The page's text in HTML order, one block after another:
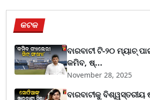
କଟକ
ବାରବାଟୀ ଟି-୨୦ ମ୍ୟାଚ୍
କମିବ, ଷ୍...
November 28, 2025
ବାରବାଟୀକୁ ବିଶ୍ୱସ୍ତରୀୟ